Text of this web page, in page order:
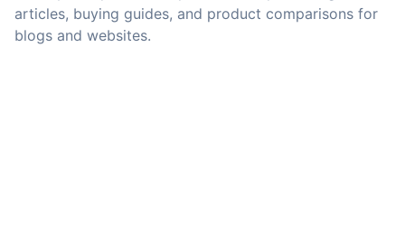
articles, buying guides, and product comparisons for
blogs and websites.